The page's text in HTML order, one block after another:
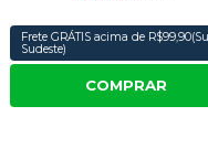
Frete GRÁTIS acima de
Sudeste)
COMPRAR